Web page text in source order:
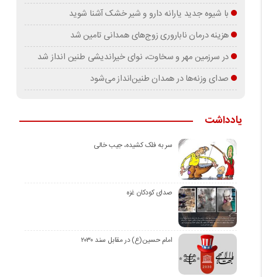
با شیوه جدید یارانه دارو و شیر خشک آشنا شوید
هزینه درمان ناباروری زوج‌های همدانی تامین شد
در سرزمین مهر و سخاوت، نوای خیراندیشی طنین انداز شد
صدای وزنه‌ها در همدان طنین‌انداز می‌شود
یادداشت
سر به فلک کشیده، جیب خالی
صدای کودکان غزه
امام حسین(ع) در مقابل سند ۲۰۳۰